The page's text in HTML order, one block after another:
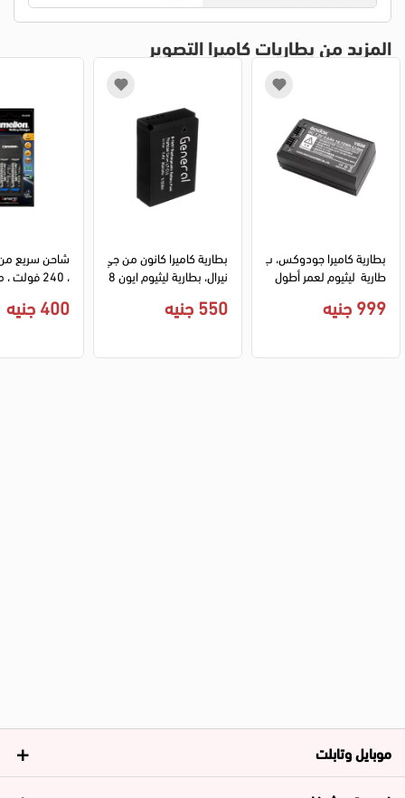
المزيد من بطاريات كاميرا التصوير
بطارية كاميرا جودوكس، ب
999 جنيه
بطارية كاميرا كانون من جي
نيرال، بطارية ليثيوم ايون 8
، أسود، LP-E12
550 جنيه
، 240
400 جنيه
موبايل وتابلت